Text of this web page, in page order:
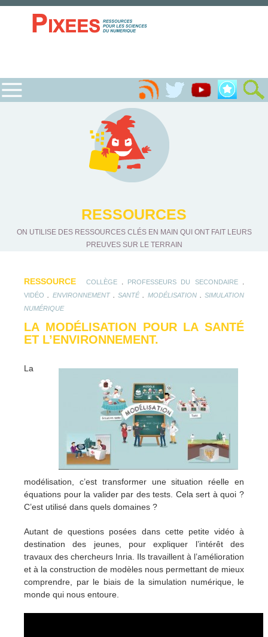
RESSOURCES
ON UTILISE DES RESSOURCES CLÉS EN MAIN QUI ONT FAIT LEURS
PREUVES SUR LE TERRAIN
RESSOURCE COLLÈGE. PROFESSEURS DU SECONDAIRE.
VIDÉO ENVIRONNEMENT. SANTÉ. MODÉLISATION. SIMULATION
NUMÉRIQUE
LA MODÉLISATION POUR LA SANTÉ
ET L’ENVIRONNEMENT.
La
modélisation, c’est transformer une situation réelle en
équations pour la valider par des tests. Cela sert à quoi ?
C’est utilisé dans quels domaines ?
Autant de questions posées dans cette petite vidéo à
destination des jeunes, pour expliquer l’intérêt des
travaux des chercheurs Inria. Ils travaillent à l’amélioration
et à la construction de modèles nous permettant de mieux
comprendre, par le biais de la simulation numérique, le
monde qui nous entoure.